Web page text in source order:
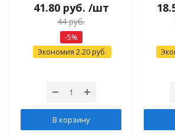
41.80руб. /шт
44руб.
-5%
Экономия 2.20руб.
В корзину